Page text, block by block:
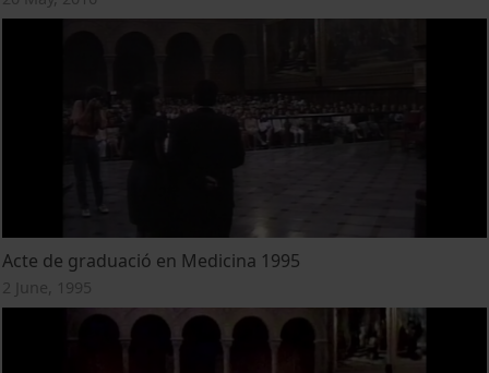
Acte de graduació en Medicina 1995
2 June, 1995